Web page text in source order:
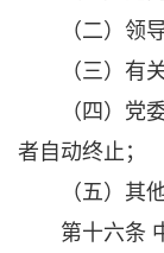
（二）领导
（三）有关
（四）党委
者自动终止；
（五）其他
第十六条 中